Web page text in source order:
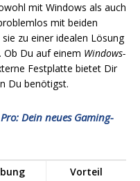
mit Windows als auch
mit beiden
zu einer idealen Lösung
Du auf einem Windows-
Festplatte bietet Dir
Du benötigst.
Dein neues Gaming-
Vorteil